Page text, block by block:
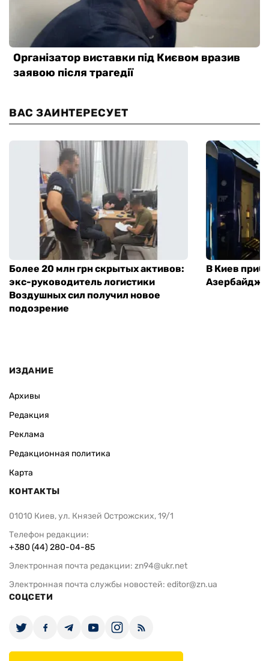
ВАС ЗАИНТЕРЕСУЕТ
Более 20 млн грн скрытых активов:
экс-руководитель логистики
Воздушных сил получил новое
подозрение
В Киев
ИЗДАНИЕ
Архивы
Редакция
Реклама
Редакционная политика
Карта
КОНТАКТЫ
01010 Киев, ул. Князей Острожских, 19/1
Телефон редакции:
+380 (44) 280-04-85
Электронная почта редакции: zn94@ukr.net
Электронная почта службы новостей: editor@zn.ua
СОЦСЕТИ